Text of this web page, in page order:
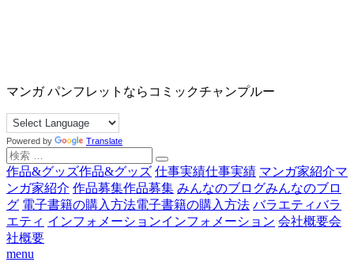
ツ
ス
キ
ッ
プ
マンガ パンフレットならコミックチャンプルー
Powered by Translate
検
索
対
象:
作品&グッズ作品&グッズ 仕事実績仕事実績 マンガ家紹介マ
ンガ家紹介 作品募集作品募集 みんなのブログみんなのブロ
グ 電子書籍の購入方法電子書籍の購入方法 バラエティバラ
エティ インフォメーションインフォメーション 会社概要会
社概要
menu